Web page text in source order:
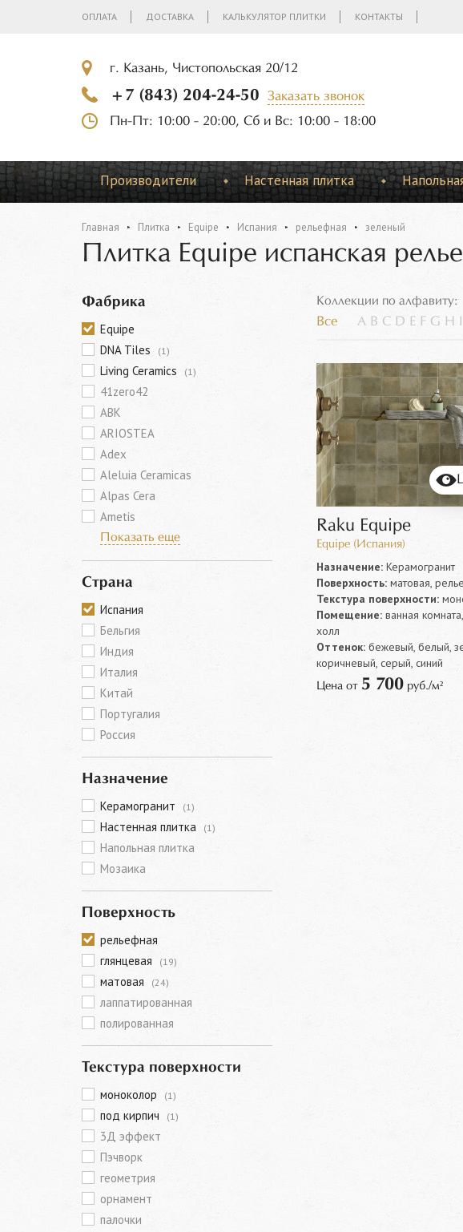
ОПЛАТА ДОСТАВКА КАЛЬКУЛЯТОР ПЛИТКИ КОНТАКТЫ
г. Казань, Чистопольская 20/12
+7 (843) 204-24-50
Заказать звонок
Пн-Пт: 10:00 - 20:00, Сб и Вс: 10:00 - 18:00
Производители Настенная плитка
Главная Плитка Equipe Испания рельефная зеленый
Плитка Equipe испанская
Фабрика
Equipe
DNA Tiles
(1)
Living Ceramics (1)
41zero42
ABK
ARIOSTEA
Adex
Aleluia Ceramicas
Alpas Cera
Ametis
Показать еще
Страна
Испания
Бельгия
Индия
Италия
Китай
Португалия
Россия
Назначение
Керамогранит (1)
Настенная плитка (1)
Напольная плитка
Мозаика
Поверхность
рельефная
глянцевая
(19)
матовая (24)
лаппатированная
полированная
Текстура поверхности
моноколор (1)
под кирпич (1)
3Д эффект
Пэчворк
геометрия
орнамент
палочки
Коллекции по алфавиту:
Все A B C D E F G H
Raku Equipe
Equipe (Испания)
Назначение:Керамогранит
Поверхность:матовая,
Текстура поверхности:
Помещение:ванная
холл
Оттенок:бежевый, белый,
коричневый, серый, синий
Цена от 5 700руб./м²